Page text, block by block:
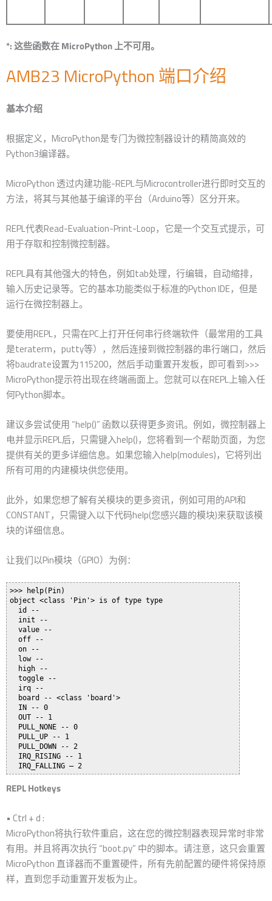
*: 这些函数在 MicroPython 上不可用。
AMB23 MicroPython 端口介绍
基本介绍
根据定义，MicroPython是专门为微控制器设计的精简高效的
Python3编译器。
MicroPython 透过内建功能-REPL与Microcontroller进行即时交互的
方法，将其与其他基于编译的平台（Arduino等）区分开来。
REPL代表Read-Evaluation-Print-Loop，它是一个交互式提示，可
用于存取和控制微控制器。
REPL具有其他强大的特色，例如tab处理，行编辑，自动缩排，
输入历史记录等。它的基本功能类似于标准的Python IDE，但是
运行在微控制器上。
要使用REPL，只需在PC上打开任何串行终端软件（最常用的工具
是teraterm，putty等），然后连接到微控制器的串行端口，然后
将baudrate设置为115200，然后手动重置开发板，即可看到>>>
MicroPython提示符出现在终端画面上。您就可以在REPL上输入任
何Python脚本。
建议多尝试使用 “help()” 函数以获得更多资讯。例如，微控制器上
电并显示REPL后，只需键入help()，您将看到一个帮助页面，为您
提供有关的更多详细信息。如果您输入help(modules)，它将列出
所有可用的内建模块供您使用。
此外，如果您想了解有关模块的更多资讯，例如可用的API和
CONSTANT，只需键入以下代码help(您感兴趣的模块)来获取该模
块的详细信息。
让我们以Pin模块（GPIO）为例：
>>> help(Pin)
object <class 'Pin'> is of type type
  id --
  init --
  value --
  off --
  on --
  low --
  high --
  toggle --
  irq --
  board -- <class 'board'>
  IN -- 0
  OUT -- 1
  PULL_NONE -- 0
  PULL_UP -- 1
  PULL_DOWN -- 2
  IRQ_RISING -- 1
REPL Hotkeys
• Ctrl + d :
MicroPython将执行软件重启，这在您的微控制器表现异常时非常
有用。并且将再次执行 “boot.py” 中的脚本。请注意，这只会重置
MicroPython 直译器而不重置硬件，所有先前配置的硬件将保持原
样，直到您手动重置开发板为止。